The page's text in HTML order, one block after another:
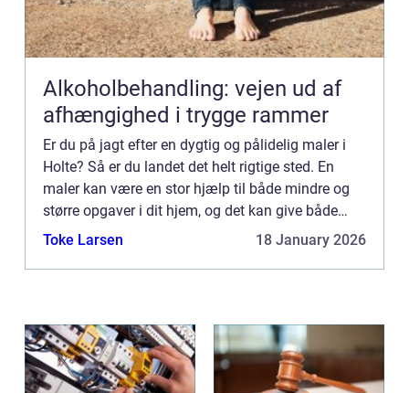
Alkoholbehandling: vejen ud af
afhængighed i trygge rammer
Er du på jagt efter en dygtig og pålidelig maler i
Holte? Så er du landet det helt rigtige sted. En
maler kan være en stor hjælp til både mindre og
større opgaver i dit hjem, og det kan give både
trygh...
Toke Larsen 18 January 2026